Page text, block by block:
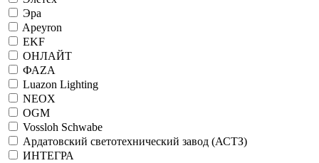
Эра
Apeyron
EKF
ОНЛАЙТ
ФАZА
Luazon Lighting
NEOX
OGM
Vossloh Schwabe
Ардатовский светотехнический завод (АСТЗ)
ИНТЕГРА